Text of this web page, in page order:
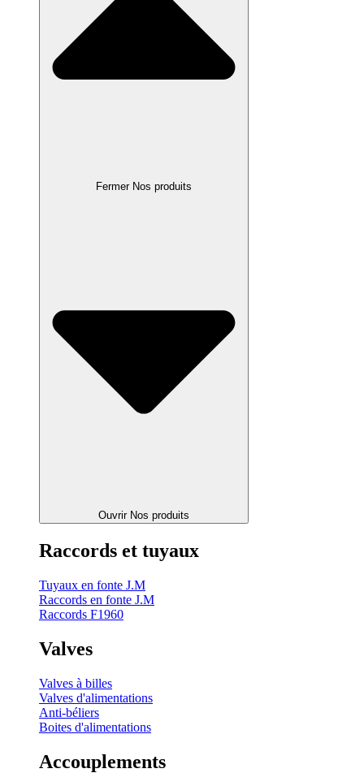
Fermer Nos produits
Ouvrir Nos produits
Raccords et tuyaux
Tuyaux en fonte J.M
Raccords en fonte J.M
Raccords F1960
Valves
Valves à billes
Valves d'alimentations
Anti-béliers
Boites d'alimentations
Accouplements